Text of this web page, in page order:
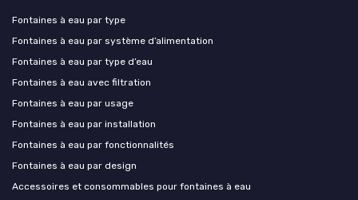
Fontaines à eau par type
Fontaines à eau par système d’alimentation
Fontaines à eau par type d’eau
Fontaines à eau avec filtration
Fontaines à eau par usage
Fontaines à eau par installation
Fontaines à eau par fonctionnalités
Fontaines à eau par design
Accessoires et consommables pour fontaines à eau